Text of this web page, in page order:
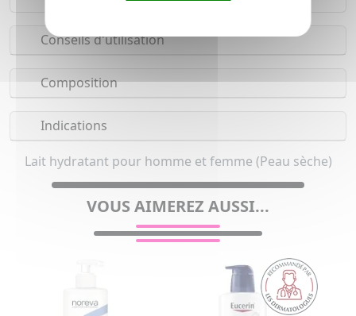
Conseils d'utilisation
Composition
Indications
Lait hydratant pour homme et femme (Peau sèche)
VOUS AIMEREZ AUSSI...